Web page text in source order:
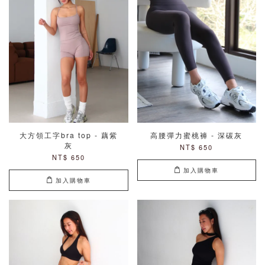
大方領工字bra top - 藕紫
灰
NT$ 650
加入購物車
高腰彈力蜜桃褲 - 深碳灰
NT$ 650
加入購物車